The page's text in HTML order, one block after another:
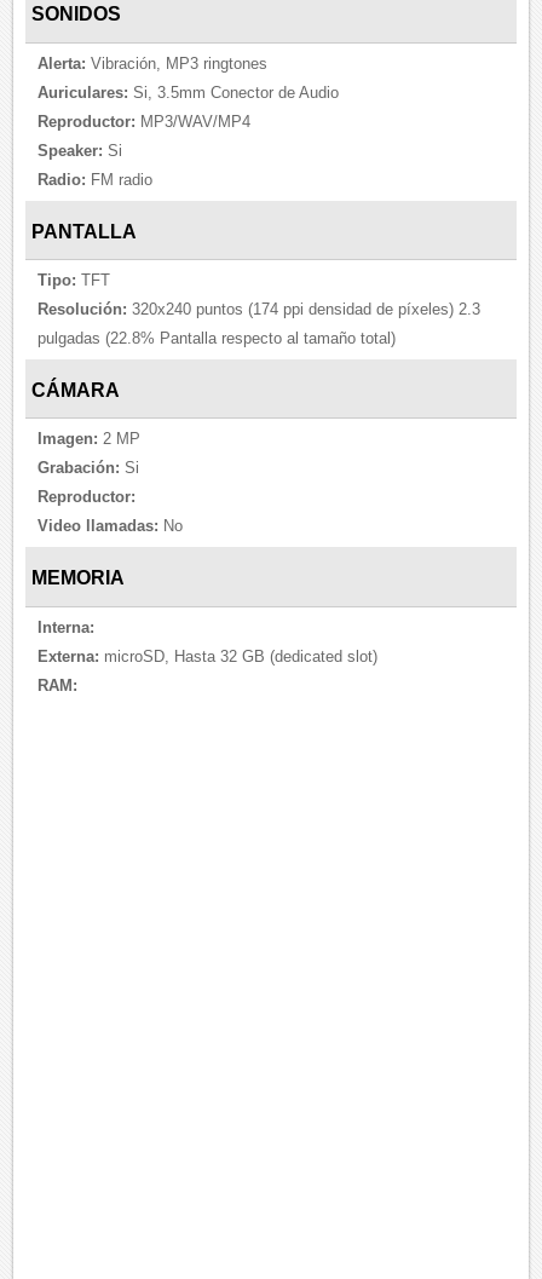
SONIDOS
Alerta: Vibración, MP3 ringtones
Auriculares: Si, 3.5mm Conector de Audio
Reproductor: MP3/WAV/MP4
Speaker: Si
Radio: FM radio
PANTALLA
Tipo: TFT
Resolución: 320x240 puntos (174 ppi densidad de píxeles) 2.3
pulgadas (22.8% Pantalla respecto al tamaño total)
CÁMARA
Imagen: 2 MP
Grabación: Si
Reproductor:
Video llamadas: No
MEMORIA
Interna:
Externa: microSD, Hasta 32 GB (dedicated slot)
RAM: